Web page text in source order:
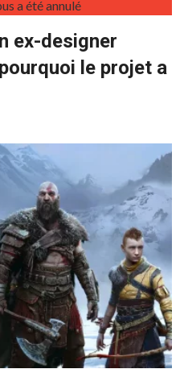
ex-designer
le projet a